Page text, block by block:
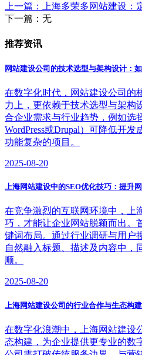
上一篇：上海多荣多网站建设：
下一篇：无
推荐资讯
网站建设公司的技术选型与架构设计：
在数字化时代，网站建设公司的
力上，更依赖于技术选型与架构
合企业需求与行业趋势，例如选
WordPress或Drupal）可降低开
功能复杂的项目。
2025-08-20
上海网站建设中的SEO优化技巧：提升
在竞争激烈的互联网环境中，上
巧，才能让企业网站脱颖而出。
键词布局。通过行业调研与用户
自然融入标题、描述及内容中，
顺。
2025-08-20
上海网站建设公司的行业合作与生态构
在数字化浪潮中，上海网站建设
态构建，为企业提供更专业的数